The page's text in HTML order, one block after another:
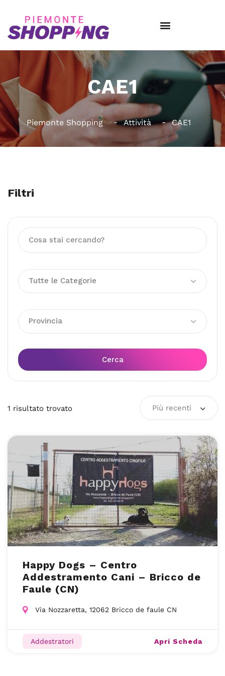
CAE1
Piemonte Shopping Attività CAE1
Filtri
Tutte le Categorie
Provincia
Cerca
1 risultato trovato Più recenti
Happy Dogs – Centro
Addestramento Cani – Bricco de
Faule (CN)
Via Nozzaretta, 12062 Bricco de faule CN
Addestratori Apri Scheda